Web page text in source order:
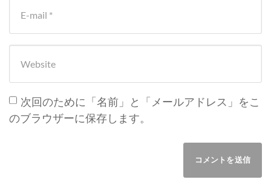
次回のために「名前」と「メールアドレス」をこ
のブラウザーに保存します。